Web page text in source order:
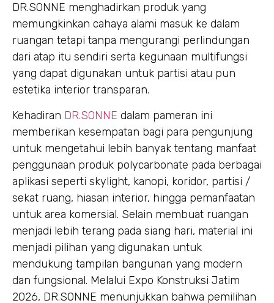
DR.SONNE menghadirkan produk yang
memungkinkan cahaya alami masuk ke dalam
ruangan tetapi tanpa mengurangi perlindungan
dari atap itu sendiri serta kegunaan multifungsi
yang dapat digunakan untuk partisi atau pun
estetika interior transparan.
Kehadiran DR.SONNE dalam pameran ini
memberikan kesempatan bagi para pengunjung
untuk mengetahui lebih banyak tentang manfaat
penggunaan produk polycarbonate pada berbagai
aplikasi seperti skylight, kanopi, koridor, partisi /
sekat ruang, hiasan interior, hingga pemanfaatan
untuk area komersial. Selain membuat ruangan
menjadi lebih terang pada siang hari, material ini
menjadi pilihan yang digunakan untuk
mendukung tampilan bangunan yang modern
dan fungsional. Melalui Expo Konstruksi Jatim
2026, DR.SONNE menunjukkan bahwa pemilihan